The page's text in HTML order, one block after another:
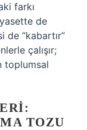
farkı
de
de “kabartır”
çalışır;
toplumsal
TOZU